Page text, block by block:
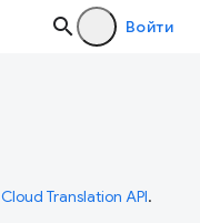
Войти
Cloud Translation API.